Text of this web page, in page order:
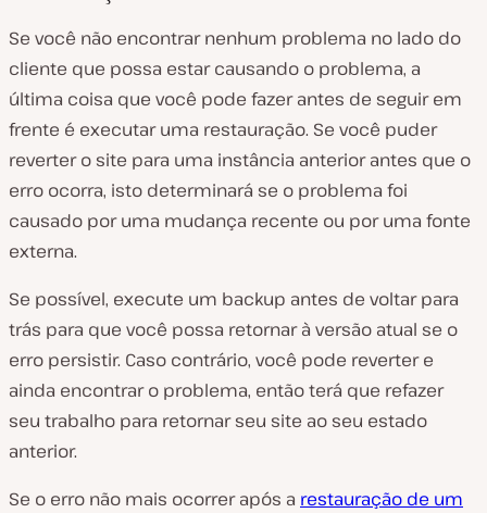
Se você não encontrar nenhum problema no lado do
cliente que possa estar causando o problema, a
última coisa que você pode fazer antes de seguir em
frente é executar uma restauração. Se você puder
reverter o site para uma instância anterior antes que o
erro ocorra, isto determinará se o problema foi
causado por uma mudança recente ou por uma fonte
externa.
Se possível, execute um backup antes de voltar para
trás para que você possa retornar à versão atual se o
erro persistir. Caso contrário, você pode reverter e
ainda encontrar o problema, então terá que refazer
seu trabalho para retornar seu site ao seu estado
anterior.
Se o erro não mais ocorrer após a restauração de um